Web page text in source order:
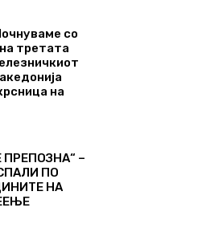
со
третата
на
ПРЕПОЗНА“ –
ПО
НА